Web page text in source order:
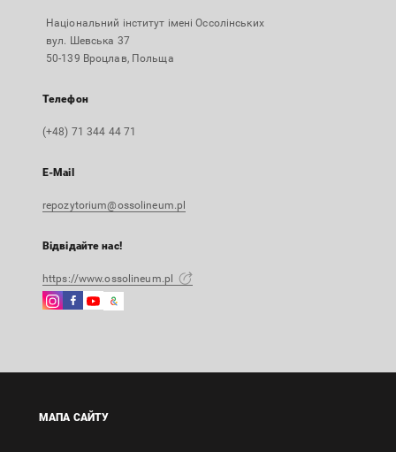
Національний інститут імені Оссолінських
вул. Шевська 37
50-139 Вроцлав, Польща
Телефон
(+48) 71 344 44 71
E-Mail
repozytorium@ossolineum.pl
Відвідайте нас!
https://www.ossolineum.pl
Instagram
в
Facebook
в
Instagram
в
Google
Зовнішнє
в
МАПА САЙТУ